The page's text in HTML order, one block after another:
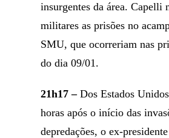
insurgentes da área. Capelli
militares as prisões no
SMU, que ocorreriam nas
do dia 09/01.
21h17 –Dos Estados
horas após o início das
depredações, o ex-